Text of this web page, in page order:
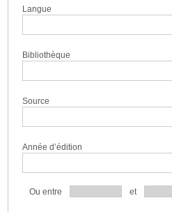
Langue
Bibliothèque
Source
Année d’édition
Ou entre et